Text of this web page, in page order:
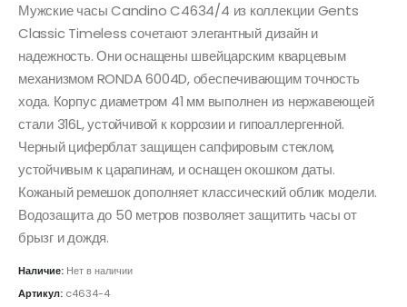
Мужские часы Candino C4634/4 из коллекции Gents
Classic Timeless сочетают элегантный дизайн и
надежность. Они оснащены швейцарским кварцевым
механизмом RONDA 6004D, обеспечивающим точность
хода. Корпус диаметром 41 мм выполнен из нержавеющей
стали 316L, устойчивой к коррозии и гипоаллергенной.
Черный циферблат защищен сапфировым стеклом,
устойчивым к царапинам, и оснащен окошком даты.
Кожаный ремешок дополняет классический облик модели.
Водозащита до 50 метров позволяет защитить часы от
брызг и дождя.
Наличие: Нет в наличии
Артикул: c4634-4